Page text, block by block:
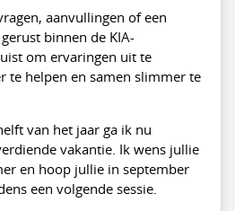
aanvullingen of een
binnen de KIA-
om ervaringen uit te
te helpen en samen slimmer te
van het jaar ga ik nu
vakantie. Ik wens jullie
en hoop jullie in september
een volgende sessie.